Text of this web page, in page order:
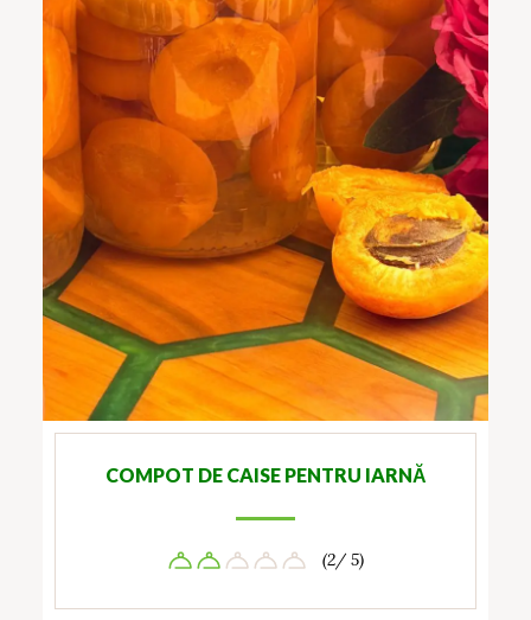
COMPOT DE CAISE PENTRU IARNĂ
(2/ 5)